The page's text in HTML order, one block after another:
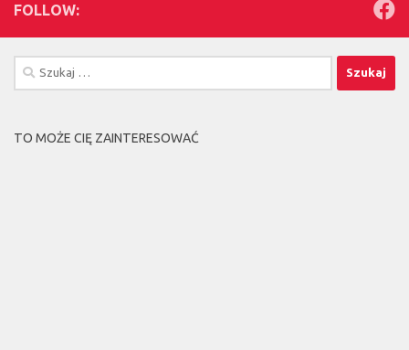
FOLLOW:
Szukaj:
TO MOŻE CIĘ ZAINTERESOWAĆ